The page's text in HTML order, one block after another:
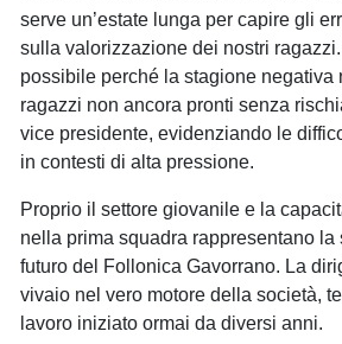
serve un’estate lunga per capire gli
sulla valorizzazione dei nostri
possibile perché la stagione negativa
ragazzi non ancora pronti senza
vice presidente, evidenziando le
in contesti di alta pressione.
Proprio il settore giovanile e la
nella prima squadra rappresentano
futuro del Follonica Gavorrano. La
vivaio nel vero motore della società,
lavoro iniziato ormai da diversi anni.